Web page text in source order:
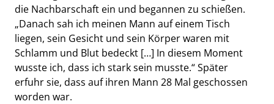
die Nachbarschaft ein und begannen zu schießen.
„Danach sah ich meinen Mann auf einem Tisch
liegen, sein Gesicht und sein Körper waren mit
Schlamm und Blut bedeckt […] In diesem Moment
wusste ich, dass ich stark sein musste.“ Später
erfuhr sie, dass auf ihren Mann 28 Mal geschossen
worden war.